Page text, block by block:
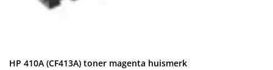
HP 410A (CF413A) toner magenta huismerk